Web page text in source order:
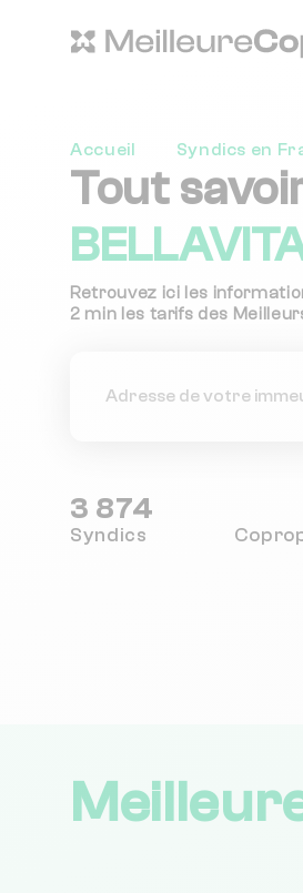
Accueil Syndics en
Tout
Retrouvez ici les
2 min les tarifs des
3 874
Syndics